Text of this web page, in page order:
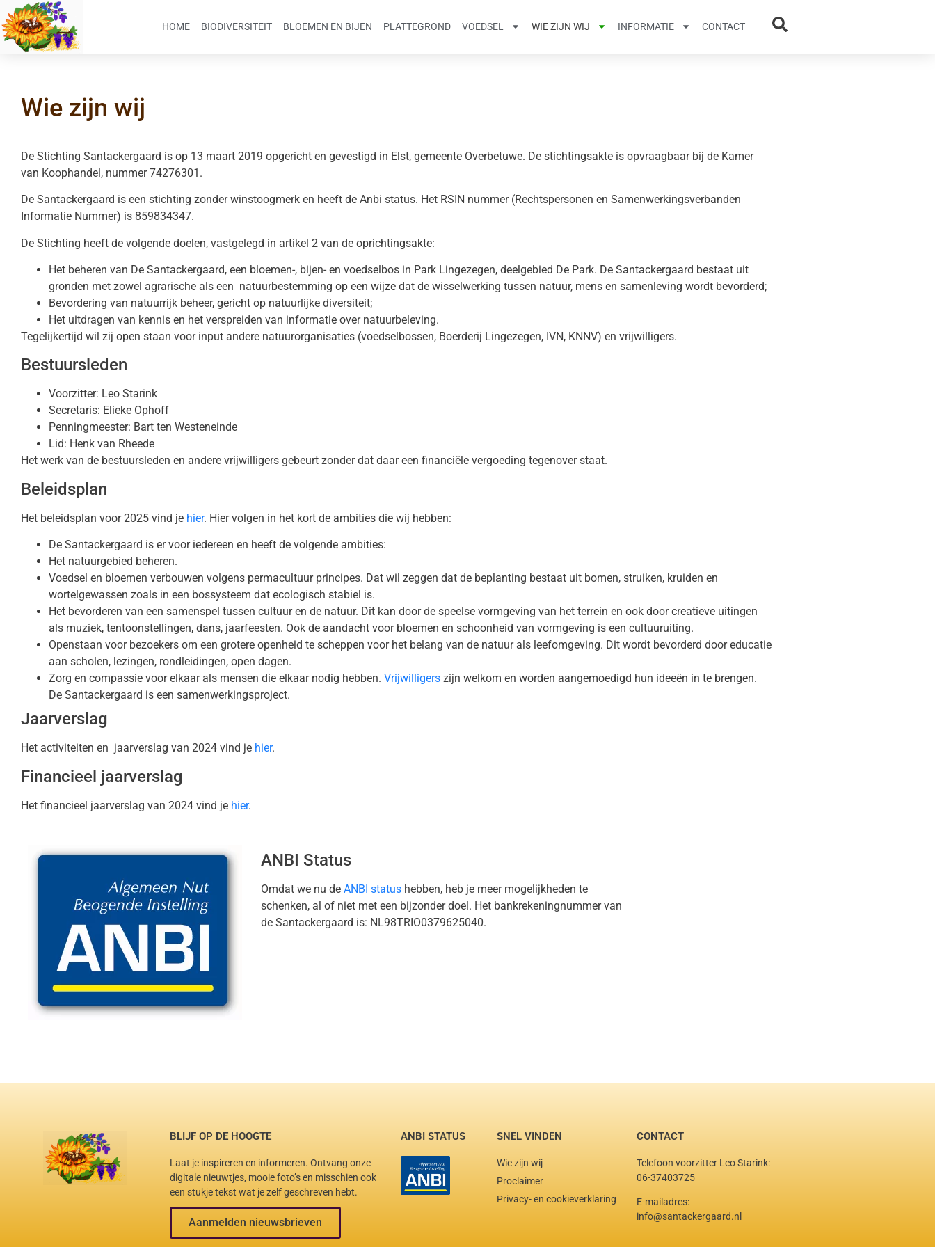
HOME BIODIVERSITEIT BLOEMEN EN BIJEN PLATTEGROND VOEDSEL WIE ZIJN WIJ INFORMATIE CONTACT
Wie zijn wij
De Stichting Santackergaard is op 13 maart 2019 opgericht en gevestigd in Elst, gemeente Overbetuwe. De stichtingsakte is opvraagbaar bij de Kamer
van Koophandel, nummer 74276301.
De Santackergaard is een stichting zonder winstoogmerk en heeft de Anbi status. Het RSIN nummer (Rechtspersonen en Samenwerkingsverbanden
Informatie Nummer) is 859834347.
De Stichting heeft de volgende doelen, vastgelegd in artikel 2 van de oprichtingsakte:
Het beheren van De Santackergaard, een bloemen-, bijen- en voedselbos in Park Lingezegen, deelgebied De Park. De Santackergaard bestaat uit
gronden met zowel agrarische als een natuurbestemming op een wijze dat de wisselwerking tussen natuur, mens en samenleving wordt bevorderd;
Bevordering van natuurrijk beheer, gericht op natuurlijke diversiteit;
Het uitdragen van kennis en het verspreiden van informatie over natuurbeleving.
Tegelijkertijd wil zij open staan voor input andere natuurorganisaties (voedselbossen, Boerderij Lingezegen, IVN, KNNV) en vrijwilligers.
Bestuursleden
Voorzitter: Leo Starink
Secretaris: Elieke Ophoff
Penningmeester: Bart ten Westeneinde
Lid: Henk van Rheede
Het werk van de bestuursleden en andere vrijwilligers gebeurt zonder dat daar een financiële vergoeding tegenover staat.
Beleidsplan
Het beleidsplan voor 2025 vind je hier. Hier volgen in het kort de ambities die wij hebben:
De Santackergaard is er voor iedereen en heeft de volgende ambities:
Het natuurgebied beheren.
Voedsel en bloemen verbouwen volgens permacultuur principes. Dat wil zeggen dat de beplanting bestaat uit bomen, struiken, kruiden en
wortelgewassen zoals in een bossysteem dat ecologisch stabiel is.
Het bevorderen van een samenspel tussen cultuur en de natuur. Dit kan door de speelse vormgeving van het terrein en ook door creatieve uitingen
als muziek, tentoonstellingen, dans, jaarfeesten. Ook de aandacht voor bloemen en schoonheid van vormgeving is een cultuuruiting.
Openstaan voor bezoekers om een grotere openheid te scheppen voor het belang van de natuur als leefomgeving. Dit wordt bevorderd door educatie
aan scholen, lezingen, rondleidingen, open dagen.
Zorg en compassie voor elkaar als mensen die elkaar nodig hebben. Vrijwilligers zijn welkom en worden aangemoedigd hun ideeën in te brengen.
De Santackergaard is een samenwerkingsproject.
Jaarverslag
Het activiteiten en jaarverslag van 2024 vind je hier.
Financieel jaarverslag
Het financieel jaarverslag van 2024 vind je hier.
ANBI Status
Omdat we nu de ANBI status hebben, heb je meer mogelijkheden te
schenken, al of niet met een bijzonder doel. Het bankrekeningnummer van
de Santackergaard is: NL98TRIO0379625040.
BLIJF OP DE HOOGTE
Laat je inspireren en informeren. Ontvang onze
digitale nieuwtjes, mooie foto’s en misschien ook
een stukje tekst wat je zelf geschreven hebt.
Aanmelden nieuwsbrieven
ANBI STATUS SNEL VINDEN
Wie zijn wij
Proclaimer
Privacy- en cookieverklaring
CONTACT
Telefoon voorzitter Leo Starink:
06-37403725
E-mailadres:
info@santackergaard.nl